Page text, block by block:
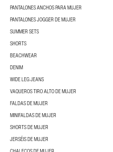
PANTALONES ANCHOS PARA MUJER
PANTALONES JOGGER DE MUJER
SUMMER SETS
SHORTS
BEACHWEAR
DENIM
WIDE LEG JEANS
VAQUEROS TIRO ALTO DE MUJER
FALDAS DE MUJER
MINIFALDAS DE MUJER
SHORTS DE MUJER
JERSÉIS DE MUJER